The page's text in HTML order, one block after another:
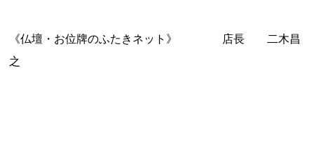
《仏壇・お位牌のふたきネット 》 店長 二木昌
之